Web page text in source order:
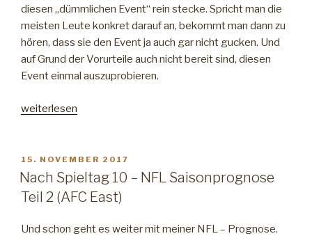
diesen „dümmlichen Event“ rein stecke. Spricht man die
meisten Leute konkret darauf an, bekommt man dann zu
hören, dass sie den Event ja auch gar nicht gucken. Und
auf Grund der Vorurteile auch nicht bereit sind, diesen
Event einmal auszuprobieren.
„Der
Partyevent“
weiterlesen
VERÖFFENTLICHT
AM
15. NOVEMBER 2017
Nach Spieltag 10 – NFL Saisonprognose
Teil 2 (AFC East)
Und schon geht es weiter mit meiner NFL – Prognose.